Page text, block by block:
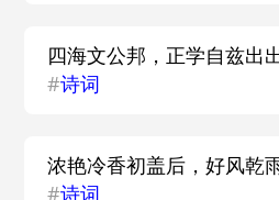
四海文公邦，正学自兹出
#诗词
浓艳冷香初盖后，好风乾
#诗词